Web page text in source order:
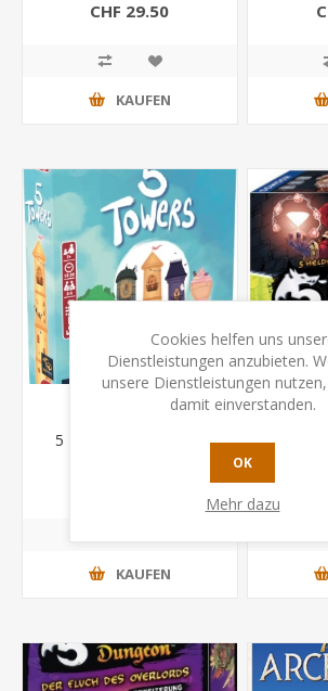
CHF 29.50
KAUFEN
5 Towers (Deep Print
KAUFEN
5-
Wahre
Cookies helfen uns
Dienstleistungen anzubieten.
unsere Dienstleistungen
damit einverstanden.
OK
Mehr dazu